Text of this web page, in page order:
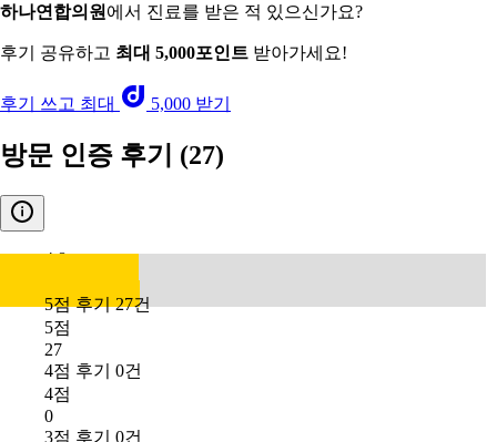
하나연합의원 에서 진료를 받은 적 있으신가요?
후기 공유하고 최대 5,000포인트 받아가세요!
후기 쓰고 최대 5,000 받기
방문 인증 후기 (27)
4.8
5점 후기 27건
5점
27
4점 후기 0건
4점
0
3점 후기 0건